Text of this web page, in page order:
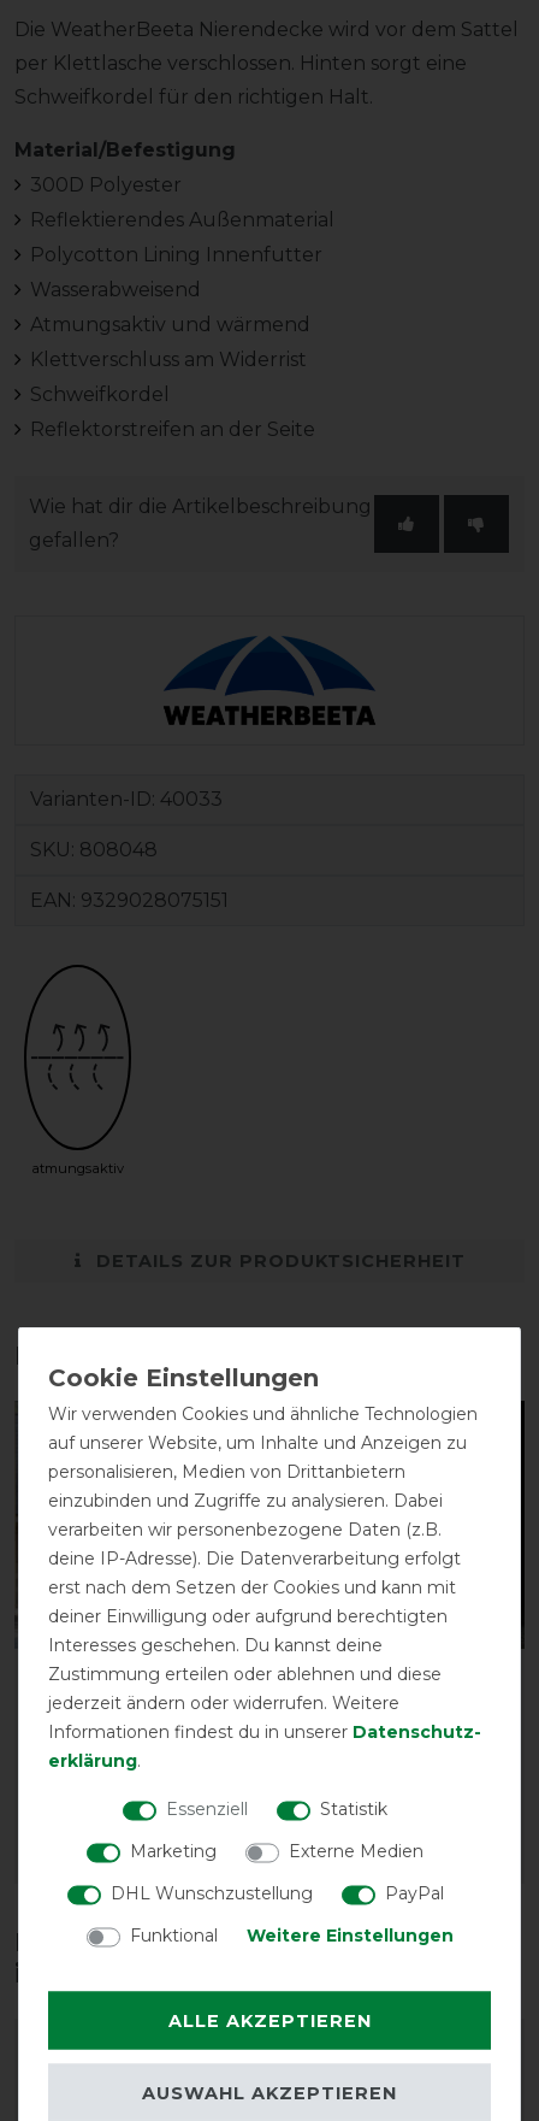
Die WeatherBeeta Nierendecke wird vor dem Sattel
per Klettlasche verschlossen. Hinten sorgt eine
Schweifkordel für den richtigen Halt.
Material/Befestigung
300D Polyester
Reflektierendes Außenmaterial
Polycotton Lining Innenfutter
Wasserabweisend
Atmungsaktiv und wärmend
Klettverschluss am Widerrist
Schweifkordel
Reflektorstreifen an der Seite
Wie hat dir die Artikelbeschreibung
gefallen?
Varianten-ID: 40033
SKU: 808048
EAN: 9329028075151
atmungsaktiv
DETAILS ZUR PRODUKTSICHERHEIT
Das perfekte Zubehör für dich
Weatherbeeta Fleece
Cooler Standard
Abschwitzdecke - dark
blue/grey/white
ARTIKEL MERKEN
Weatherbeeta Scrim
Cooler Standard
Abschwitzdecke -
49,50 € *
ARTIKEL MERKEN
Diese Produkte könnten dich auch
interessieren
-10% -10%
Wir verwenden Cookies und ähnliche Technologien
auf unserer Website, um Inhalte und Anzeigen zu
personalisieren, Medien von Drittanbietern
einzubinden und Zugriffe zu analysieren. Dabei
verarbeiten wir personenbezogene Daten (z.B.
deine IP-Adresse). Die Datenverarbeitung erfolgt
erst nach dem Setzen der Cookies und kann mit
deiner Einwilligung oder aufgrund berechtigten
Interesses geschehen. Du kannst deine
Zustimmung erteilen oder ablehnen und diese
jederzeit ändern oder widerrufen. Weitere
Informationen findest du in unserer Daten­schutz­
erklärung.
Essenziell
Statistik
Marketing
Externe Medien
DHL Wunschzustellung
PayPal
Funktional
Weitere Einstellungen
ALLE AKZEPTIEREN
AUSWAHL AKZEPTIEREN